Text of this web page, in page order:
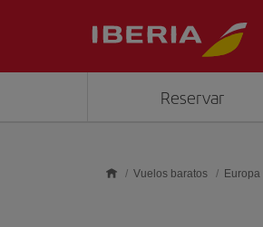
Reservar
Vuelos baratos Europa